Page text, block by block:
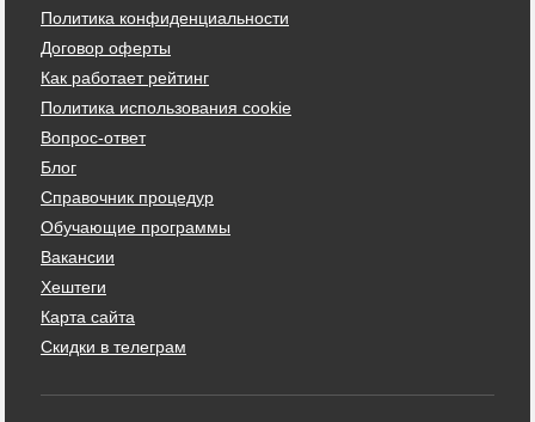
Политика конфиденциальности
Договор оферты
Как работает рейтинг
Политика использования cookie
Вопрос-ответ
Блог
Справочник процедур
Обучающие программы
Вакансии
Хештеги
Карта сайта
Скидки в телеграм